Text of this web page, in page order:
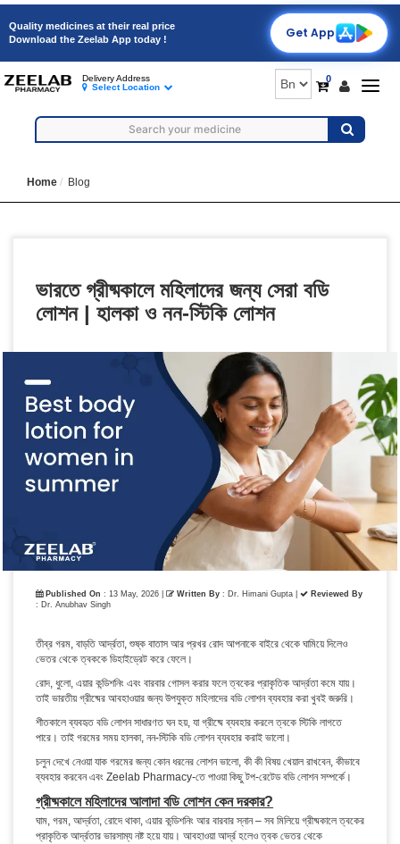
Quality medicines at their real price
Download the Zeelab App today !
Get App
0
Delivery Address
Select Location
Home Blog
ভারতে গ্রীষ্মকালে মহিলাদের জন্য সেরা বডি
লোশন | হালকা ও নন-স্টিকি লোশন
Published On : 13 May, 2026 | Written By : Dr. Himani Gupta |
Reviewed By
: Dr. Anubhav Singh
তীব্র গরম, বাড়তি আর্দ্রতা, শুষ্ক বাতাস আর প্রখর রোদ আপনাকে বাইরে থেকে ঘামিয়ে দিলেও
ভেতর থেকে ত্বককে ডিহাইড্রেট করে ফেলে।
রোদ, ধুলো, এয়ার কন্ডিশনিং এবং বারবার গোসল করার ফলে ত্বকের প্রাকৃতিক আর্দ্রতা কমে যায়।
তাই ভারতীয় গ্রীষ্মের আবহাওয়ার জন্য উপযুক্ত মহিলাদের বডি লোশন ব্যবহার করা খুবই জরুরি।
শীতকালে ব্যবহৃত বডি লোশন সাধারণত ঘন হয়, যা গ্রীষ্মে ব্যবহার করলে ত্বকে স্টিকি লাগতে
পারে। তাই গরমের সময় হালকা, নন-স্টিকি বডি লোশন ব্যবহার করাই ভালো।
চলুন দেখে নেওয়া যাক গরমের জন্য কোন ধরনের লোশন ভালো, কী কী বিষয় খেয়াল রাখবেন, কীভাবে
ব্যবহার করবেন এবং Zeelab Pharmacy-তে পাওয়া কিছু টপ-রেটেড বডি লোশন সম্পর্কে।
গ্রীষ্মকালে মহিলাদের আলাদা বডি লোশন কেন দরকার?
ঘাম, গরম, আর্দ্রতা, রোদে থাকা, এয়ার কন্ডিশনিং আর বারবার স্নান – সব মিলিয়ে গ্রীষ্মকালে ত্বকের
প্রাকৃতিক আর্দ্রতার ভারসাম্য নষ্ট হয়ে যায়। আবহাওয়া আর্দ্র হলেও ত্বক ভেতর থেকে